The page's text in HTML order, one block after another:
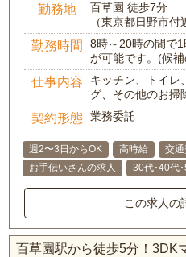
勤務地
百草園 徒歩7分
（東京都日野市付
勤務時間
8時～20時の間で
が可能です。(候
仕事内容
キッチン、トイレ
グ、その他のお掃
契約形態 業務委託
週2〜3日からOK 高時給 交
お手伝いさんの求人
30代･40代
この求人の
百草園駅から徒歩5分！3DK